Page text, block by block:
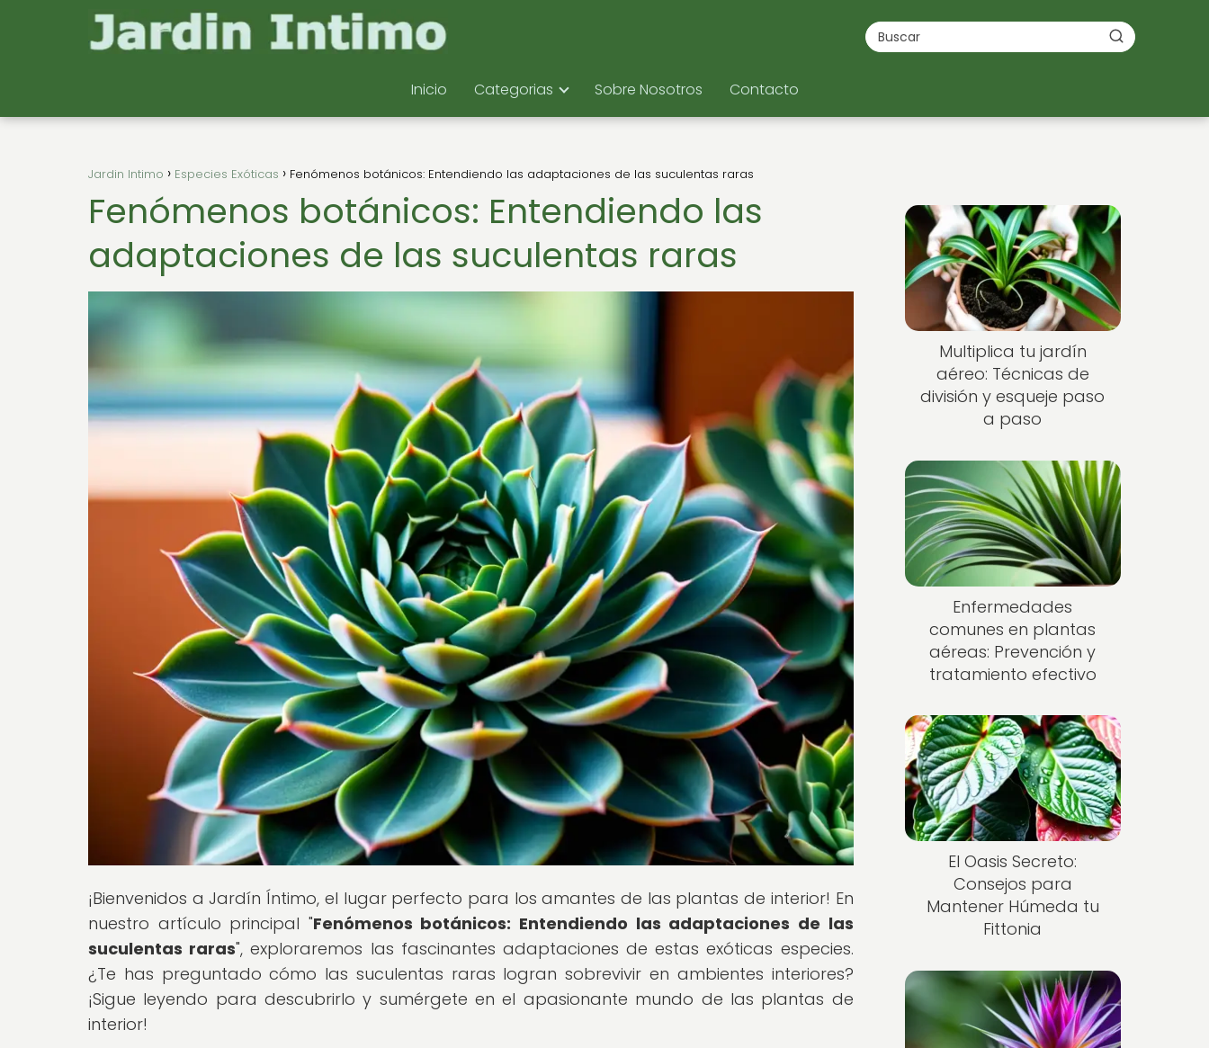
Inicio Categorias Sobre Nosotros Contacto
Jardin Intimo Especies Exóticas Fenómenos botánicos: Entendiendo las adaptaciones de las suculentas raras
Fenómenos botánicos: Entendiendo las
adaptaciones de las suculentas raras
¡Bienvenidos a Jardín Íntimo, el lugar perfecto para los amantes de las plantas de interior! En
nuestro artículo principal "Fenómenos botánicos: Entendiendo las adaptaciones de las
suculentas raras", exploraremos las fascinantes adaptaciones de estas exóticas especies.
¿Te has preguntado cómo las suculentas raras logran sobrevivir en ambientes interiores?
¡Sigue leyendo para descubrirlo y sumérgete en el apasionante mundo de las plantas de
interior!
Multiplica tu jardín
aéreo: Técnicas de
división y esqueje paso
a paso
Enfermedades
comunes en plantas
aéreas: Prevención y
tratamiento efectivo
El Oasis Secreto:
Consejos para
Mantener Húmeda tu
Fittonia